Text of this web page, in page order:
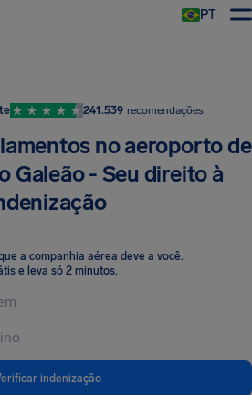
PT
241.539 recomendações
no aeroporto de
Galeão - Seu direito à
a companhia aérea deve a você.
e leva só 2 minutos.
indenização